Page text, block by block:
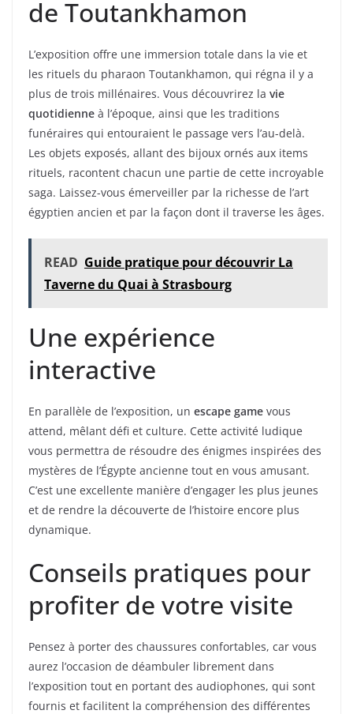
de Toutankhamon
L’exposition offre une immersion totale dans la vie et
les rituels du pharaon Toutankhamon, qui régna il y a
plus de trois millénaires. Vous découvrirez la vie
quotidienne à l’époque, ainsi que les traditions
funéraires qui entouraient le passage vers l’au-delà.
Les objets exposés, allant des bijoux ornés aux items
rituels, racontent chacun une partie de cette incroyable
saga. Laissez-vous émerveiller par la richesse de l’art
égyptien ancien et par la façon dont il traverse les âges.
READ Guide pratique pour découvrir La
Taverne du Quai à Strasbourg
Une expérience
interactive
En parallèle de l’exposition, un escape game vous
attend, mêlant défi et culture. Cette activité ludique
vous permettra de résoudre des énigmes inspirées des
mystères de l’Égypte ancienne tout en vous amusant.
C’est une excellente manière d’engager les plus jeunes
et de rendre la découverte de l’histoire encore plus
dynamique.
Conseils pratiques pour
profiter de votre visite
Pensez à porter des chaussures confortables, car vous
aurez l’occasion de déambuler librement dans
l’exposition tout en portant des audiophones, qui sont
fournis et facilitent la compréhension des différentes